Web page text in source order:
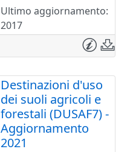
Ultimo aggiornamento:
2017
Destinazioni d'uso
dei suoli agricoli e
forestali (DUSAF7) -
Aggiornamento
2021